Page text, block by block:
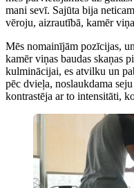
mani sevī. Sajūta bija
vēroju, aizrautībā, kamēr
Mēs nomainījām pozīcijas,
kamēr viņas baudas skaņas
kulminācijai, es atvilku un
pēc dvieļa, noslaukdama
kontrastēja ar to intensitāti,